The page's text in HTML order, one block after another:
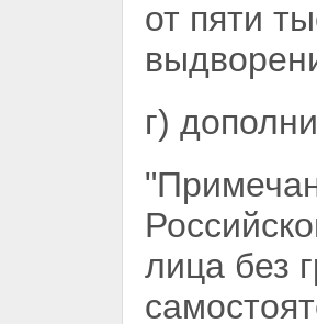
от пяти
г)
лица без